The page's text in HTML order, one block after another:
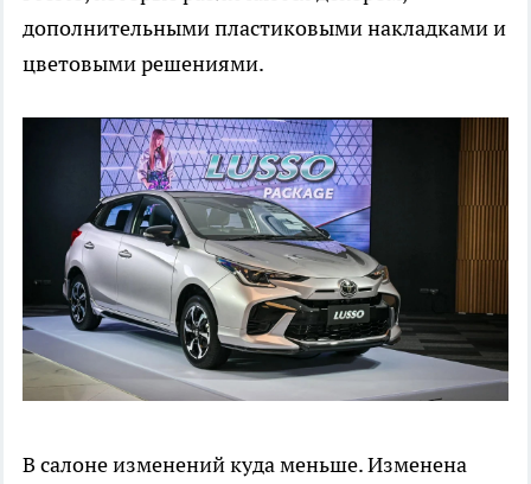
дополнительными пластиковыми накладками и
цветовыми решениями.
В салоне изменений куда меньше. Изменена